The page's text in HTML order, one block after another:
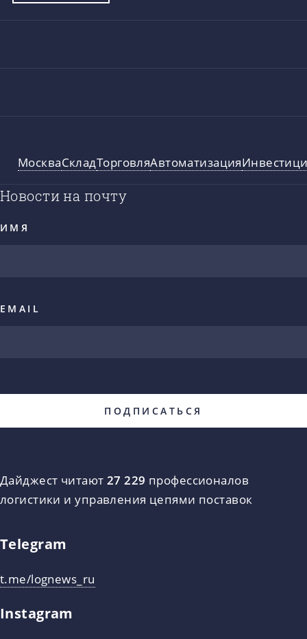
МоскваСкладТорговляАвтоматизация
Новости на почту
ИМЯ
EMAIL
Дайджест читают 27 229 профессионалов
логистики и управления цепями поставок
Telegram
t.me/lognews_ru
Instagram